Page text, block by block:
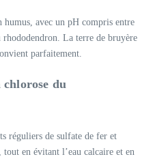
avec un pH compris entre
La terre de bruyère
parfaitement.
du
réguliers de sulfate de fer et
tout en évitant l’eau calcaire et en